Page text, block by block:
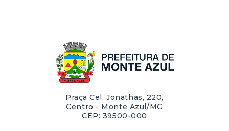
Praça Cel. Jonathas, 220,
Centro - Monte Azul/MG
CEP: 39500-000